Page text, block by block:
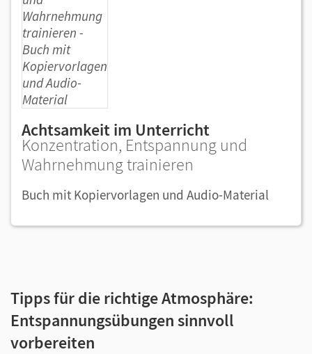
Achtsamkeit im Unterricht
Konzentration, Entspannung und
Wahrnehmung trainieren
Buch mit Kopiervorlagen und Audio-Material
Tipps für die richtige Atmosphäre:
Entspannungsübungen sinnvoll
vorbereiten